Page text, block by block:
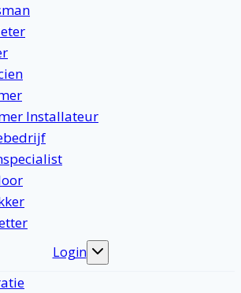
Installateur
Login
Toggle